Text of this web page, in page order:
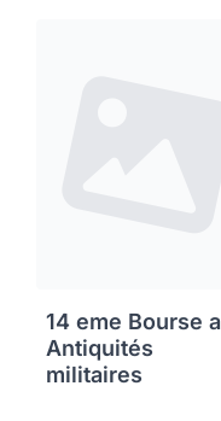
14 eme Bourse
Antiquités
militaires